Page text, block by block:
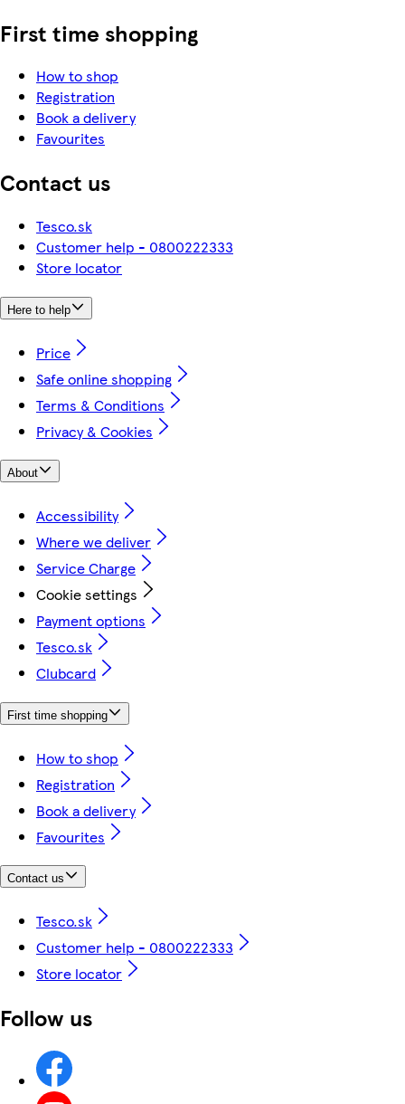
First time shopping
How to shop
Registration
Book a delivery
Favourites
Contact us
Tesco.sk
Customer help - 0800222333
Store locator
Here to help
Price
Safe online shopping
Terms & Conditions
Privacy & Cookies
About
Accessibility
Where we deliver
Service Charge
Cookie settings
Payment options
Tesco.sk
Clubcard
First time shopping
How to shop
Registration
Book a delivery
Favourites
Contact us
Tesco.sk
Customer help - 0800222333
Store locator
Follow us